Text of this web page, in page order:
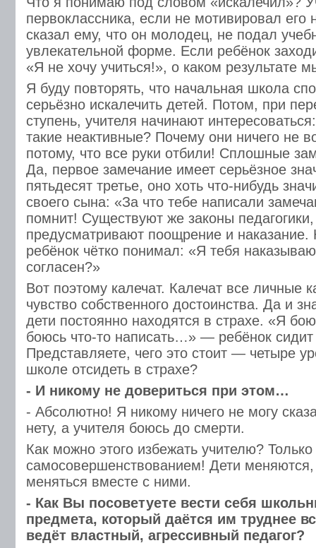
первоклассника, если не мотивировал его
сказал ему, что он молодец, не подал
увлекательной форме. Если ребёнок
«Я не хочу учиться!», о каком результате
Я буду повторять, что начальная школа
серьёзно искалечить детей. Потом, при
ступень, учителя начинают
такие неактивные? Почему они ничего не
потому, что все руки отбили! Сплошные
Да, первое замечание имеет серьёзное
пятьдесят третье, оно хоть что-нибудь
своего сына: «За что тебе написали
помнит! Существуют же законы
предусматривают поощрение и наказание.
ребёнок чётко понимал: «Я тебя
согласен?»
Вот поэтому калечат. Калечат все личные
чувство собственного достоинства. Да и
дети постоянно находятся в страхе. «Я
боюсь что-то написать…» — ребёнок
Представляете, чего это стоит — четыре
школе отсидеть в страхе?
- И никому не довериться при этом…
- Абсолютно! Я никому ничего не могу
нету, а учителя боюсь до смерти.
Как можно этого избежать учителю?
самосовершенствованием! Дети
меняться вместе с ними.
- Как Вы посоветуете вести себя
предмета, который даётся им труднее
ведёт властный, агрессивный педагог?